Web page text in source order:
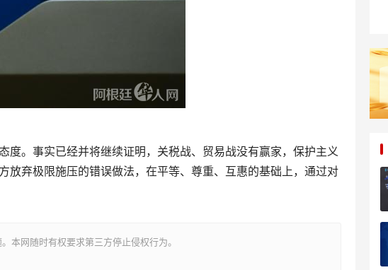
。事实已经并将继续证明，关税战、贸易战没有赢家，保护主义
放弃极限施压的错误做法，在平等、尊重、互惠的基础上，通过对
本网随时有权要求第三方停止侵权行为。